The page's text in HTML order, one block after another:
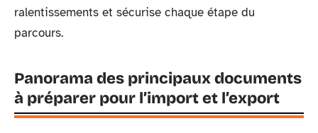
ralentissements et sécurise chaque étape du
parcours.
Panorama des principaux documents
à préparer pour l’import et l’export